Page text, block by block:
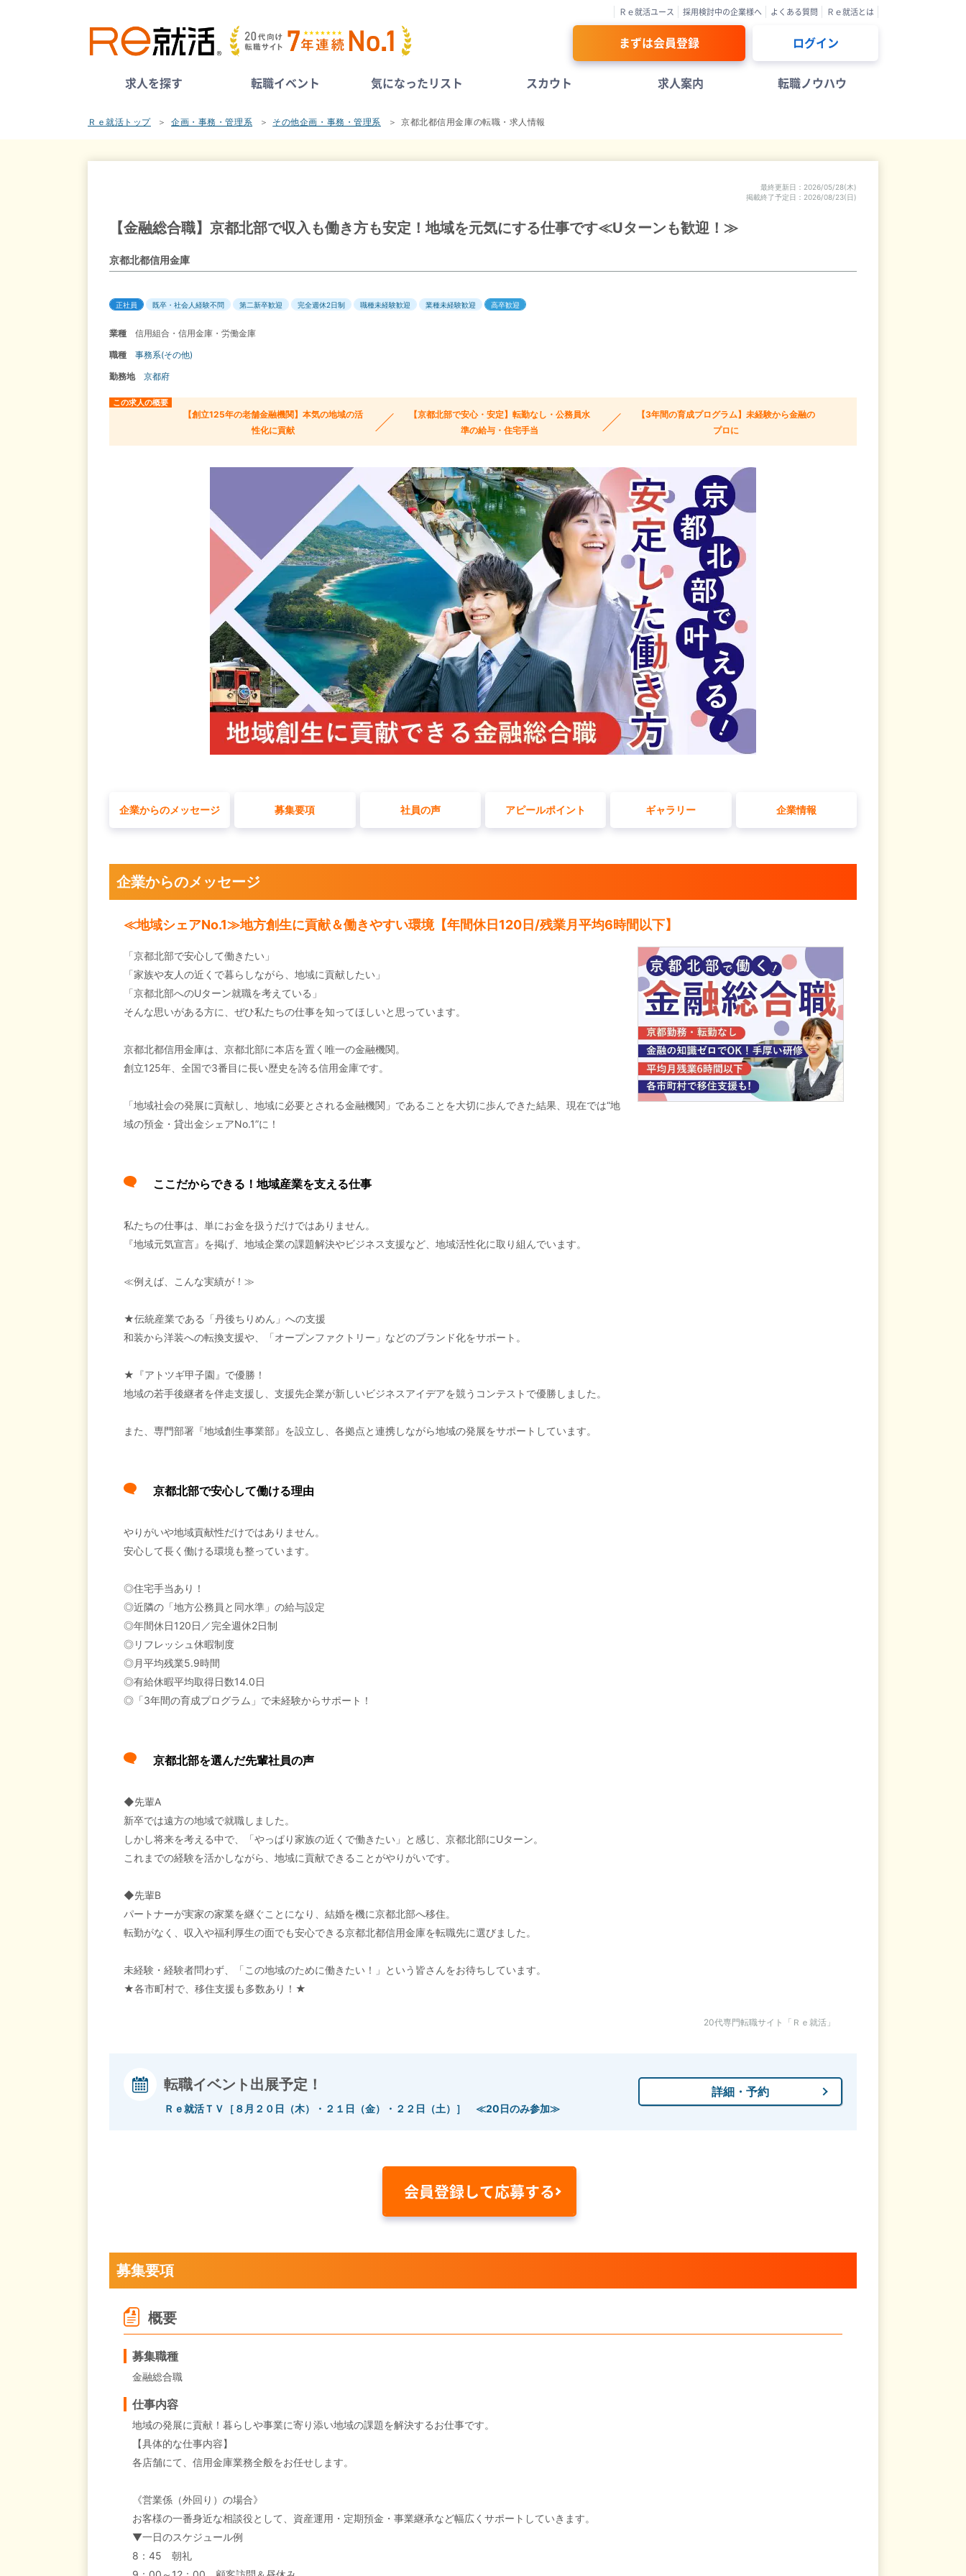
Ｒｅ就活ユース 採用検討中の企業様へ よくある質問 Ｒｅ就活とは
まずは会員登録 ログイン
求人を探す 転職イベント 気になったリスト スカウト 求人案内 転職ノウハウ
Ｒｅ就活トップ 企画・事務・管理系 その他企画・事務・管理系 京都北都信用金庫の転職・求人情報
最終更新日
2026/05/28(木)
掲載終了予定日
2026/08/23(日)
【金融総合職】京都北部で収入も働き方も安定！地域を元気にする仕事です≪Uターンも歓迎！≫
京都北都信用金庫
正社員 既卒・社会人経験不問 第二新卒歓迎 完全週休2日制 職種未経験歓迎 業種未経験歓迎 高卒歓迎
業種
信用組合・信用金庫・労働金庫
職種
事務系(その他)
勤務地
京都府
この求人の概要
【創立125年の老舗金融機関】本気の地域の活
性化に貢献
【京都北部で安心・安定】転勤なし・公務員水
準の給与・住宅手当
【3年間の育成プログラム】未経験から金融の
プロに
企業からのメッセージ 募集要項 社員の声 アピールポイント ギャラリー 企業情報
企業からのメッセージ
≪地域シェアNo.1≫地方創生に貢献＆働きやすい環境【年間休日120日/残業月平均6時間以下】
「京都北部で安心して働きたい」
「家族や友人の近くで暮らしながら、地域に貢献したい」
「京都北部へのUターン就職を考えている」
そんな思いがある方に、ぜひ私たちの仕事を知ってほしいと思っています。
京都北都信用金庫は、京都北部に本店を置く唯一の金融機関。
創立125年、全国で3番目に長い歴史を誇る信用金庫です。
「地域社会の発展に貢献し、地域に必要とされる金融機関」であることを大切に歩んできた結果、現在では“地
域の預金・貸出金シェアNo.1”に！
ここだからできる！地域産業を支える仕事
私たちの仕事は、単にお金を扱うだけではありません。
『地域元気宣言』を掲げ、地域企業の課題解決やビジネス支援など、地域活性化に取り組んでいます。
≪例えば、こんな実績が！≫
★伝統産業である「丹後ちりめん」への支援
和装から洋装への転換支援や、「オープンファクトリー」などのブランド化をサポート。
★『アトツギ甲子園』で優勝！
地域の若手後継者を伴走支援し、支援先企業が新しいビジネスアイデアを競うコンテストで優勝しました。
また、専門部署『地域創生事業部』を設立し、各拠点と連携しながら地域の発展をサポートしています。
京都北部で安心して働ける理由
やりがいや地域貢献性だけではありません。
安心して長く働ける環境も整っています。
◎住宅手当あり！
◎近隣の「地方公務員と同水準」の給与設定
◎年間休日120日／完全週休2日制
◎リフレッシュ休暇制度
◎月平均残業5.9時間
◎有給休暇平均取得日数14.0日
◎「3年間の育成プログラム」で未経験からサポート！
京都北部を選んだ先輩社員の声
◆先輩A
新卒では遠方の地域で就職しました。
しかし将来を考える中で、「やっぱり家族の近くで働きたい」と感じ、京都北部にUターン。
これまでの経験を活かしながら、地域に貢献できることがやりがいです。
◆先輩B
パートナーが実家の家業を継ぐことになり、結婚を機に京都北部へ移住。
転勤がなく、収入や福利厚生の面でも安心できる京都北都信用金庫を転職先に選びました。
未経験・経験者問わず、「この地域のために働きたい！」という皆さんをお待ちしています。
★各市町村で、移住支援も多数あり！★
20代専門転職サイト「Ｒｅ就活」
転職イベント出展予定！
Ｒｅ就活ＴＶ［８月２０日（木）・２１日（金）・２２日（土）］ ≪20日のみ参加≫
詳細・予約
会員登録して応募する
募集要項
概要
募集職種
金融総合職
仕事内容
地域の発展に貢献！暮らしや事業に寄り添い地域の課題を解決するお仕事です。
【具体的な仕事内容】
各店舗にて、信用金庫業務全般をお任せします。
《営業係（外回り）の場合》
お客様の一番身近な相談役として、資産運用・定期預金・事業継承など幅広くサポートしていきます。
▼一日のスケジュール例
8：45 朝礼